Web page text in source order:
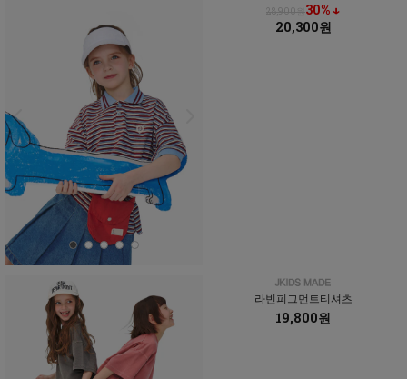
28,900원30% ↓
20,300원
라빈피그먼트티셔츠
19,800원